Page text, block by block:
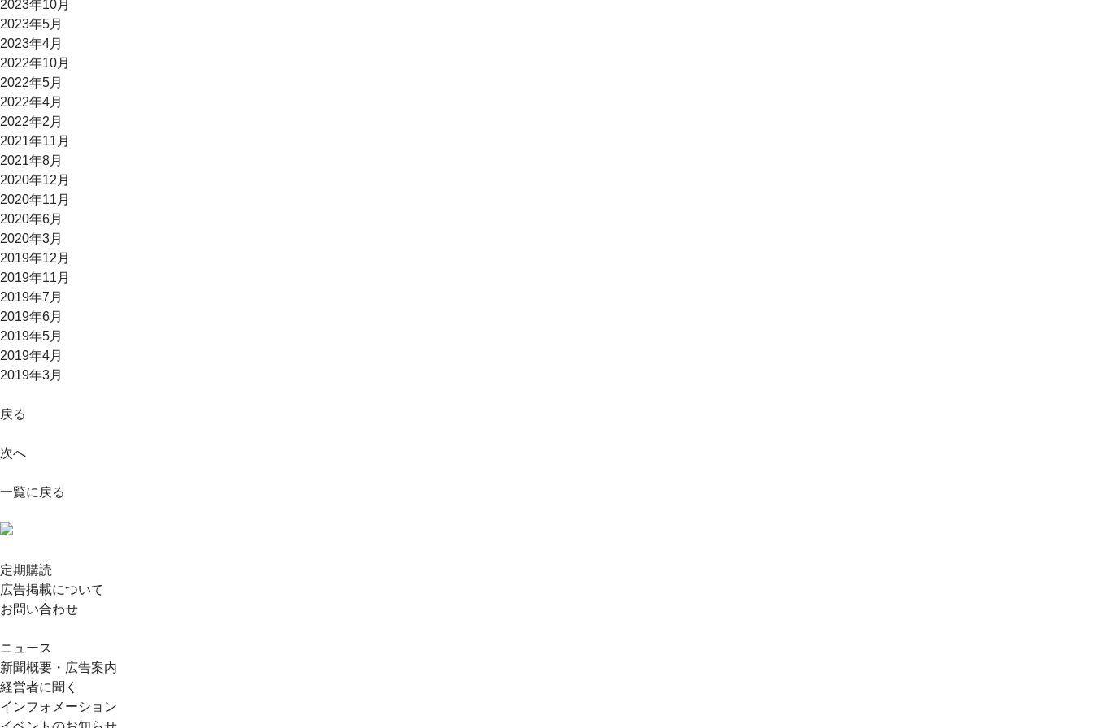
2023年10月
2023年5月
2023年4月
2022年10月
2022年5月
2022年4月
2022年2月
2021年11月
2021年8月
2020年12月
2020年11月
2020年6月
2020年3月
2019年12月
2019年11月
2019年7月
2019年6月
2019年5月
2019年4月
2019年3月
戻る
次へ
一覧に戻る
定期購読
広告掲載について
お問い合わせ
ニュース
新聞概要・広告案内
経営者に聞く
インフォメーション